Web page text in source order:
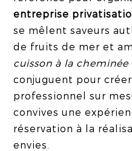
entreprise
se mêlent saveurs
de fruits de mer et
cuisson à la cheminée
conjuguent pour
professionnel sur
convives une
réservation à la
envies.